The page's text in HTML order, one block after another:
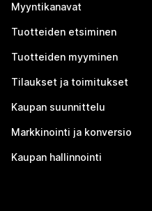
Myyntikanavat
Tuotteiden etsiminen
Tuotteiden myyminen
Tilaukset ja toimitukset
Kaupan suunnittelu
Markkinointi ja konversio
Kaupan hallinnointi